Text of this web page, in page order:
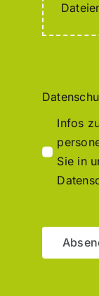
Infos
Sie in